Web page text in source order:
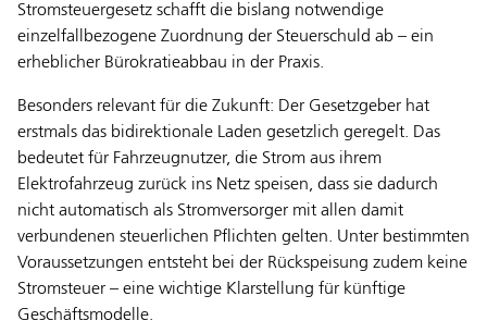
Stromsteuergesetz schafft die bislang notwendige
einzelfallbezogene Zuordnung der Steuerschuld ab – ein
erheblicher Bürokratieabbau in der Praxis.
Besonders relevant für die Zukunft: Der Gesetzgeber hat
erstmals das bidirektionale Laden gesetzlich geregelt. Das
bedeutet für Fahrzeugnutzer, die Strom aus ihrem
Elektrofahrzeug zurück ins Netz speisen, dass sie dadurch
nicht automatisch als Stromversorger mit allen damit
verbundenen steuerlichen Pflichten gelten. Unter bestimmten
Voraussetzungen entsteht bei der Rückspeisung zudem keine
Stromsteuer – eine wichtige Klarstellung für künftige
Geschäftsmodelle.